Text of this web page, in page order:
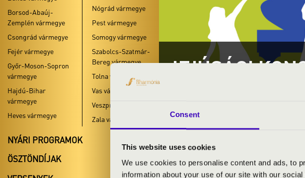
Consent
This website uses cookies
We use cookies to personalise content and ads, to
information about your use of our site with our
Borsod-Abaúj-
Zemplén vármegye
Csongrád vármegye
Fejér vármegye
Győr-Moson-Sopron
vármegye
Hajdú-Bihar
vármegye
Heves vármegye
Nógrád vármegye
Pest vármegye
Somogy vármegye
Szabolcs-Szatmár-
Bereg vármegye
Tolna vármegye
Vas vármegye
Veszprém vármegye
Zala vármegye
NYÁRI PROGRAMOK
ÖSZTÖNDÍJAK
IFJÚSÁGI
#zeneóra ifjúsági kiajánló I.